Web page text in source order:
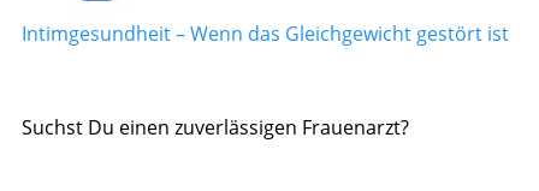
Intimgesundheit – Wenn das Gleichgewicht gestört ist
Suchst Du einen zuverlässigen Frauenarzt?